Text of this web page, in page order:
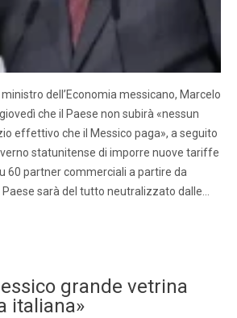
dell’Economia messicano, Marcelo
che il Paese non subirà «nessun
effettivo che il Messico paga», a seguito
statunitense di imporre nuove tariffe
60 partner commerciali a partire da
sarà del tutto neutralizzato dalle…
grande vetrina
italiana»